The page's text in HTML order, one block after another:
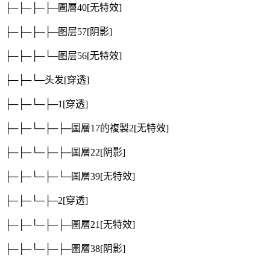
├─├─├─├─圖層40[无特效]
├─├─├─├─图层57[阴影]
├─├─├─└─图层56[无特效]
├─├─└─头发[穿透]
├─├─└─├─1[穿透]
├─├─└─├─├─圖層17的複製2[无特效]
├─├─└─├─├─圖層22[阴影]
├─├─└─├─└─圖層39[无特效]
├─├─└─├─2[穿透]
├─├─└─├─├─圖層21[无特效]
├─├─└─├─├─圖層38[阴影]